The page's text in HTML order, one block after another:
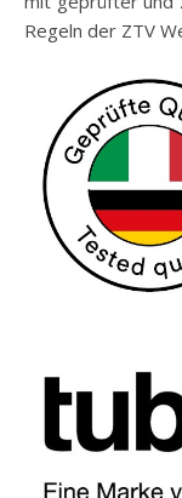
Regeln der ZTV